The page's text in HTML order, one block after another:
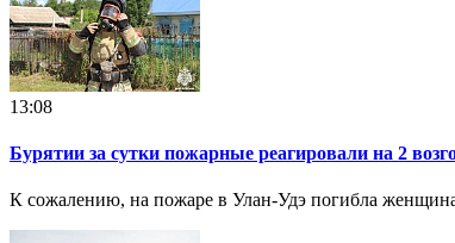
13:08
Бурятии за сутки пожарные реагировали на 2
К сожалению, на пожаре в Улан-Удэ погибла